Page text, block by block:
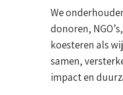
We
donoren,
koesteren als
samen,
impact en